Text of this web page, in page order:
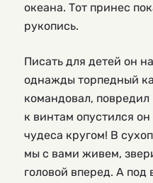
океана. Тот принес
рукопись.
Писать для детей он
однажды торпедный
командовал,
к винтам опустился
чудеса кругом! В
мы с вами живем,
головой вперед. А